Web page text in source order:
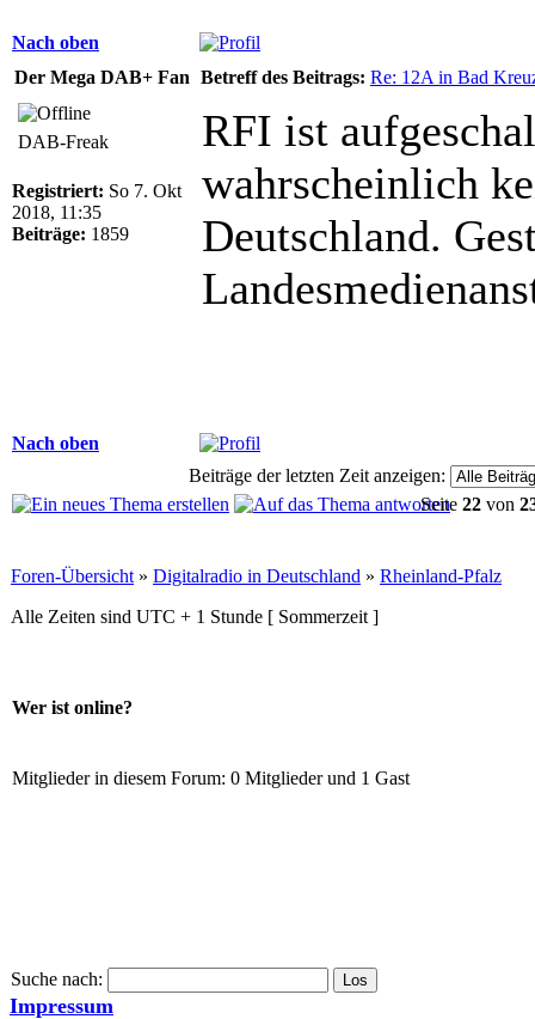
Nach oben
Der Mega DAB+ Fan Betreff des Beitrags: Re: 12A in Bad
DAB-Freak
Registriert: So 7. Okt
2018, 11:35
Beiträge: 1859
RFI ist
wahrscheinlich
Deutschland.
Nach oben
Beiträge der letzten Zeit anzeigen:
Seite 22 von
Foren-Übersicht » Digitalradio in Deutschland » Rheinland-Pfalz
Alle Zeiten sind UTC + 1 Stunde [ Sommerzeit ]
Wer ist online?
Mitglieder in diesem Forum: 0 Mitglieder und 1 Gast
Suche nach:
Impressum